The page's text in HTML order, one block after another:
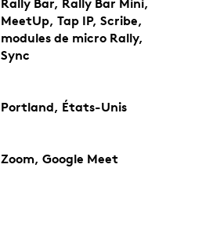
MeetUp, Tap IP, Scribe,
modules de micro Rally,
Sync
Portland, États-Unis
Zoom, Google Meet